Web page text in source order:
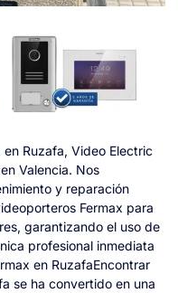
Ruzafa, Video Electric
Valencia. Nos
y reparación
Fermax para
garantizando el uso de
profesional inmediata
en RuzafaEncontrar
se ha convertido en una